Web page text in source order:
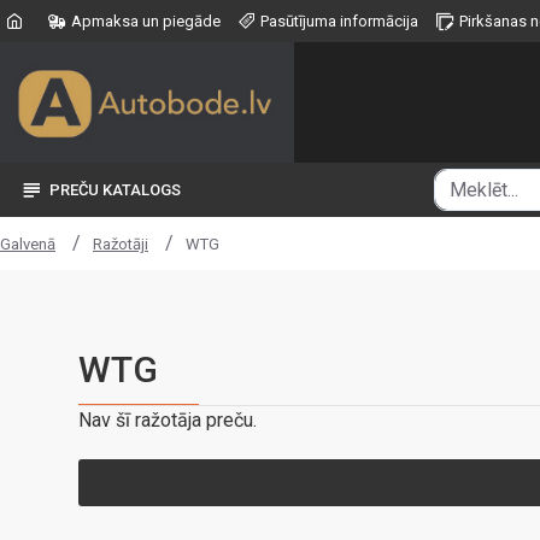
Apmaksa un piegāde Pasūtījuma informācija Pirkšanas
PREČU KATALOGS
Galvenā Ražotāji WTG
WTG
Nav šī ražotāja preču.